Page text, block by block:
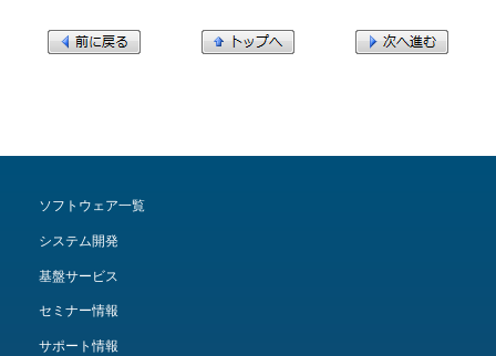
ソフトウェア一覧
システム開発
基盤サービス
セミナー情報
サポート情報